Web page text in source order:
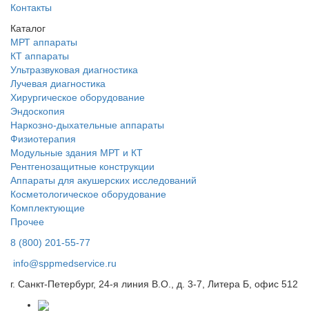
Контакты
Каталог
МРТ аппараты
КТ аппараты
Ультразвуковая диагностика
Лучевая диагностика
Хирургическое оборудование
Эндоскопия
Наркозно-дыхательные аппараты
Физиотерапия
Модульные здания МРТ и КТ
Рентгенозащитные конструкции
Аппараты для акушерских исследований
Косметологическое оборудование
Комплектующие
Прочее
8 (800) 201-55-77
info@sppmedservice.ru
г. Санкт-Петербург, 24-я линия В.О., д. 3-7, Литера Б, офис 512